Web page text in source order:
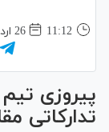
11:12
26 ارديبهشت 1405
پیروزی تیم
تدارکاتی